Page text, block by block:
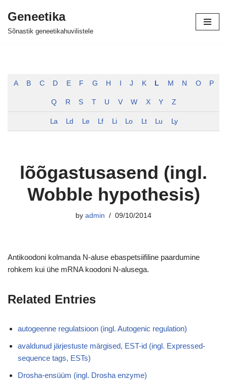
Skip
Geneetika
Sõnastik geneetikahuvilistele
A B C D E F G H J K L M N O P
Q R S T U V W X Y Z
La Ld Le Lf Li Lo Lt Lu Ly
lõõgastusasend (ingl.
Wobble hypothesis)
by admin 09/10/2014
Antikoodoni kolmanda N-aluse ebaspetsiifiline paardumine
rohkem kui ühe mRNA koodoni N-alusega.
Related Entries
autogeenne regulatsioon (ingl. Autogenic regulation)
avaldunud järjestuste märgised, EST-id (ingl. Expressed-
sequence tags, ESTs)
Drosha-ensüüm (ingl. Drosha enzyme)